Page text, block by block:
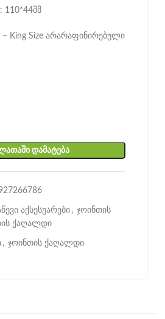
110*44მმ
King Size არარაფინირებული
ᲓᲐᲛᲐᲢᲔᲑᲐ
აქსესუარები , ჯოინთის
ქაღალდი
, ჯოინთის ქაღალდი